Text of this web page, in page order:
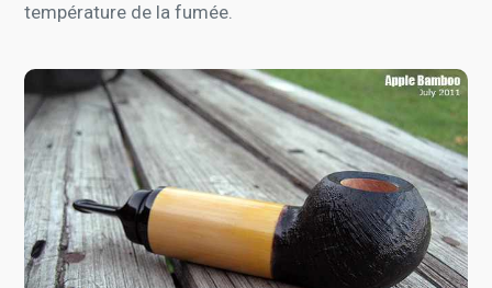
température de la fumée.